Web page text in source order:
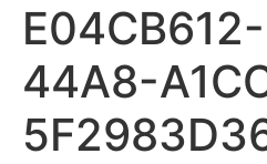
44A8-